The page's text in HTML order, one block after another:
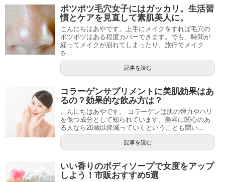
ポツポツ毛穴女子にはガッカリ。生活習
慣とケアを見直して素肌美人に。
こんにちはあやです。上手にメイクをすれば毛穴の
ポツポツはある程度カバーできます。でも、時間が
経ってメイクが崩れてしまったり、旅行でメイク
を...
記事を読む
コラーゲンサプリメントに美肌効果はあ
るの？効果的な飲み方は？
こんにちはあやです。 コラーゲンは肌の弾力やハリ
を保つ成分として知られています。美容に関心のあ
る人なら20歳以降減っていくということも聞い...
記事を読む
いい香りのボディソープで女度をアップ
しよう！市販おすすめ5選